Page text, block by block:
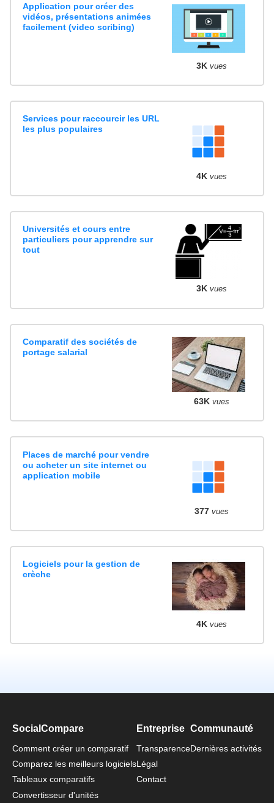
Application pour créer des
vidéos, présentations animées
facilement (video scribing)
3K vues
Services pour raccourcir les URL
les plus populaires
4K vues
Universités et cours entre
particuliers pour apprendre sur
tout
3K vues
Comparatif des sociétés de
portage salarial
63K vues
Places de marché pour vendre
ou acheter un site internet ou
application mobile
377 vues
Logiciels pour la gestion de
crèche
4K vues
SocialCompare
Comment créer un comparatif
Comparez les meilleurs logiciels
Tableaux comparatifs
Convertisseur d'unités
Entreprise
Transparence
Légal
Contact
Communauté
Dernières activités